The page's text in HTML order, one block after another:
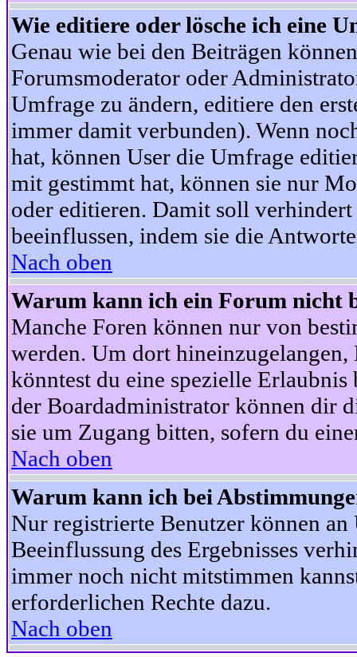
Wie editiere oder lösche ich eine
Genau wie bei den Beiträgen
Forumsmoderator oder
Umfrage zu ändern, editiere den
immer damit verbunden). Wenn
hat, können User die Umfrage
mit gestimmt hat, können sie nur
oder editieren. Damit soll
beeinflussen, indem sie die
Nach oben
Warum kann ich ein Forum nicht
Manche Foren können nur von
werden. Um dort hineinzugelangen,
könntest du eine spezielle
der Boardadministrator können dir
sie um Zugang bitten, sofern du
Nach oben
Warum kann ich bei
Nur registrierte Benutzer können
Beeinflussung des Ergebnisses
immer noch nicht mitstimmen
erforderlichen Rechte dazu.
Nach oben